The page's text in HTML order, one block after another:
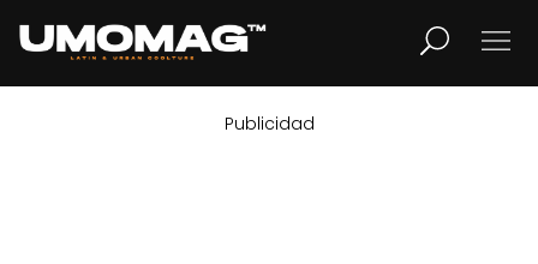
LIFESTYLE
Publicidad